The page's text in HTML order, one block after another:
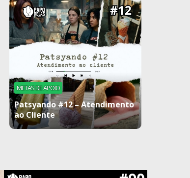
METAS DE APOIO
Patsyando #12 – Atendimento
ao Cliente